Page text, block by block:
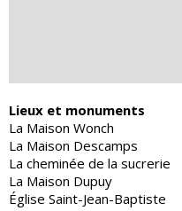
Lieux et monuments
La Maison Wonch
La Maison Descamps
La cheminée de la sucrerie
La Maison Dupuy
Église Saint-Jean-Baptiste